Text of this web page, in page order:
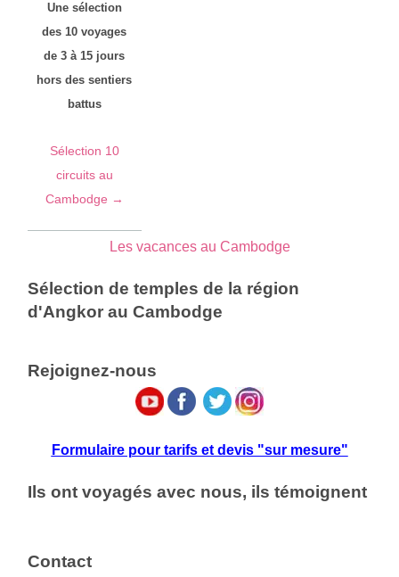
Une sélection
des 10 voyages
de 3 à 15 jours
hors des sentiers
battus
Sélection 10
circuits au
Cambodge →
Les vacances au Cambodge
Sélection de temples de la région
d'Angkor au Cambodge
Rejoignez-nous
Formulaire pour tarifs et devis "sur mesure"
Ils ont voyagés avec nous, ils témoignent
Contact